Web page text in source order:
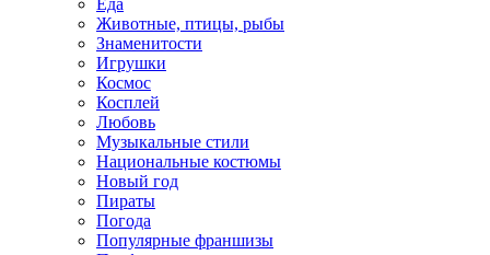
Еда
Животные, птицы, рыбы
Знаменитости
Игрушки
Космос
Косплей
Любовь
Музыкальные стили
Национальные костюмы
Новый год
Пираты
Погода
Популярные франшизы